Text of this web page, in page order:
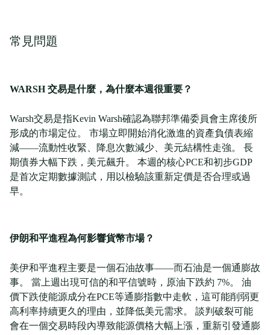
常見問題
WARSH 交易是什麼，為什麼本週很重要？
Warsh交易是指Kevin Warsh確認為聯邦準備委員會主席後所
形成的市場定位。 市場立即開始消化激進的資產負債表縮
減——流動性收緊、降息次數減少、美元結構性走強。 長
期債券大幅下跌，美元飆升。 本週的核心PCE和初步GDP
是首次定期數據測試，用以檢驗該重新定價是否合理或過
早。
伊朗和平進程為何影響貨幣市場？
美伊和平進程主要是一個石油故事——而石油是一個通膨故
事。 當上週出現可信的和平信號時，原油下跌約 7%。 油
價下跌使能源成分在PCE等通膨指數中走軟，這可能削弱更
高利率持續更久的理由，並降低美元需求。 談判破裂可能
會在一個交易時段內導致能源價格大幅上漲，重新引發通膨